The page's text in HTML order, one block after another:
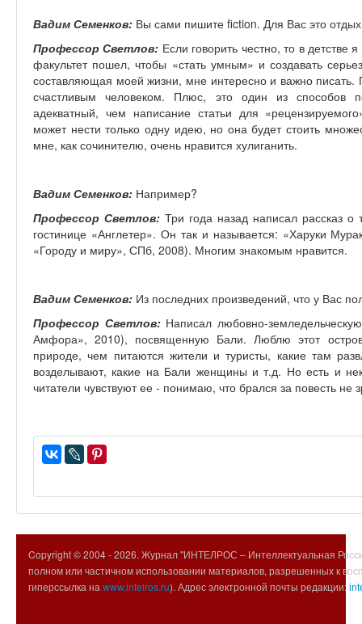
Вадим Семенков: Вы сами пишите fiction. Для Вас это
Профессор Светлов: Если говорить честно, то в
факультет пошел, чтобы «стать умным» и создавать
составляющая моей жизни, мне интересно и важно
счастливым человеком. Плюс, это один из способов
адекватный, чем написание статьи для
может нести только одну идею, но она будет стоить
мне, как сочинителю, очень нравится хулиганить.
Вадим Семенков: Например?
Профессор Светлов: Три года назад написал рассказ
гостинице «Англетер». Он так и называется: «Харуки
«Городу и миру», СПб, 2008). Многим знакомым нравится.
Вадим Семенков: Из последних произведений, что у Вас
Профессор Светлов:Написал любовно-
Амфора», 2010), посвященную Бали. Люблю этот
природе, чем питаются жители и туристы, какие там
возделывают, какие на Бали женщины и т.д. Но есть и
читатели чувствуют ее - понимаю, что брался за повесть не
Copyright © 2004 -2026. Журнал "ИНТЕЛРОС – Интеллектуальная
полном или частичном использовании материалов, разрешенных к
гиперссылка на www.intelros.ru). Адрес электронной почты редакции: